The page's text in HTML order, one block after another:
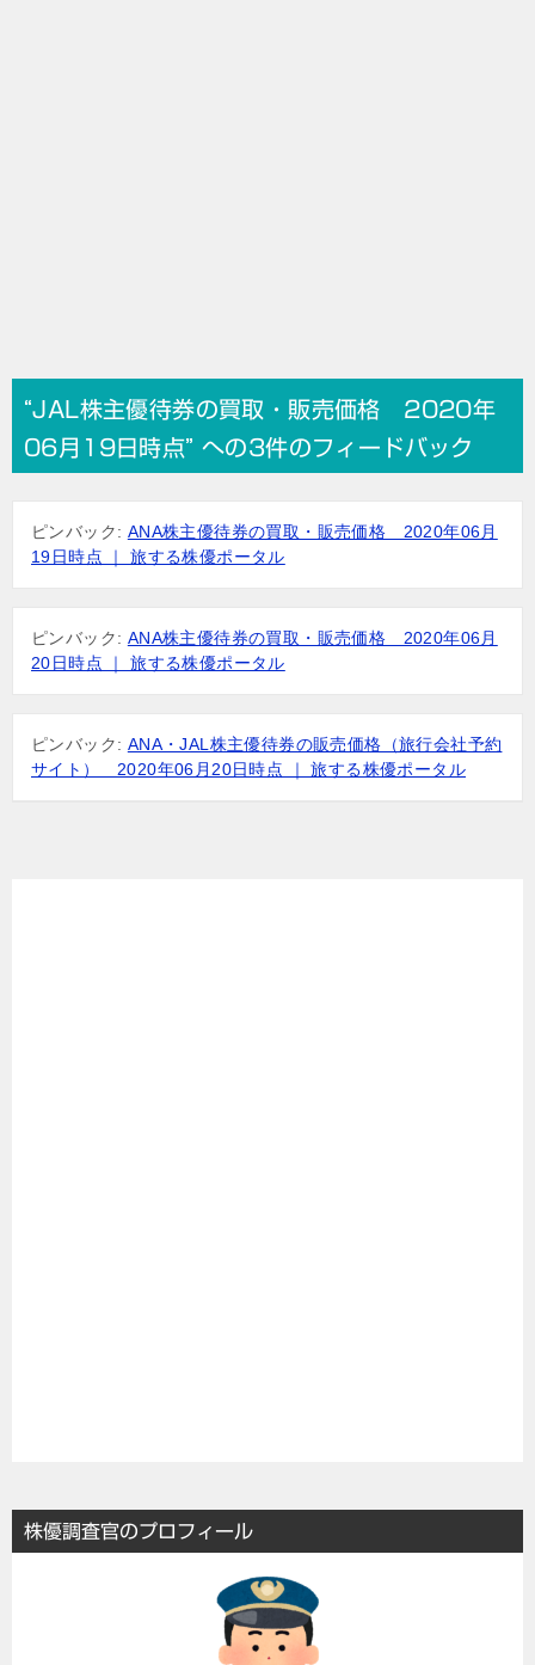
“JAL株主優待券の買取・販売価格 2020年
06月19日時点” への3件のフィードバック
ピンバック: ANA株主優待券の買取・販売価格 2020年06月
19日時点 ｜ 旅する株優ポータル
ピンバック: ANA株主優待券の買取・販売価格 2020年06月
20日時点 ｜ 旅する株優ポータル
ピンバック: ANA・JAL株主優待券の販売価格（旅行会社予約
サイト） 2020年06月20日時点 ｜ 旅する株優ポータル
株優調査官のプロフィール